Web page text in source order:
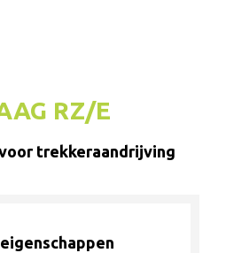
RZ/E
trekkeraandrijving